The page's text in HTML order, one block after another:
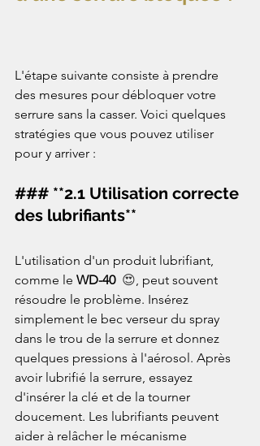
L'étape suivante consiste à prendre
des mesures pour débloquer votre
serrure sans la casser. Voici quelques
stratégies que vous pouvez utiliser
pour y arriver :
### **2.1 Utilisation correcte
des lubrifiants**
L'utilisation d'un produit lubrifiant,
comme le WD-40 😍, peut souvent
résoudre le problème. Insérez
simplement le bec verseur du spray
dans le trou de la serrure et donnez
quelques pressions à l'aérosol. Après
avoir lubrifié la serrure, essayez
d'insérer la clé et de la tourner
doucement. Les lubrifiants peuvent
aider à relâcher le mécanisme